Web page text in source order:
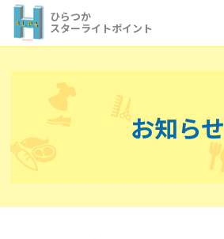
テ
ひらつか
スターライトポイント
お知らせ